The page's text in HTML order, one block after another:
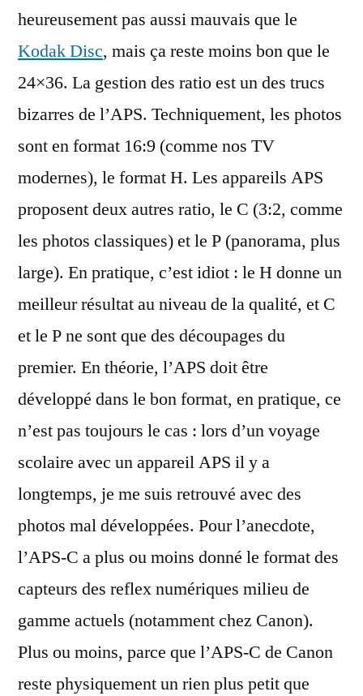
heureusement pas aussi mauvais que le
Kodak Disc, mais ça reste moins bon que le
24×36. La gestion des ratio est un des trucs
bizarres de l’APS. Techniquement, les photos
sont en format 16:9 (comme nos TV
modernes), le format H. Les appareils APS
proposent deux autres ratio, le C (3:2, comme
les photos classiques) et le P (panorama, plus
large). En pratique, c’est idiot : le H donne un
meilleur résultat au niveau de la qualité, et C
et le P ne sont que des découpages du
premier. En théorie, l’APS doit être
développé dans le bon format, en pratique, ce
n’est pas toujours le cas : lors d’un voyage
scolaire avec un appareil APS il y a
longtemps, je me suis retrouvé avec des
photos mal développées. Pour l’anecdote,
l’APS-C a plus ou moins donné le format des
capteurs des reflex numériques milieu de
gamme actuels (notamment chez Canon).
Plus ou moins, parce que l’APS-C de Canon
reste physiquement un rien plus petit que